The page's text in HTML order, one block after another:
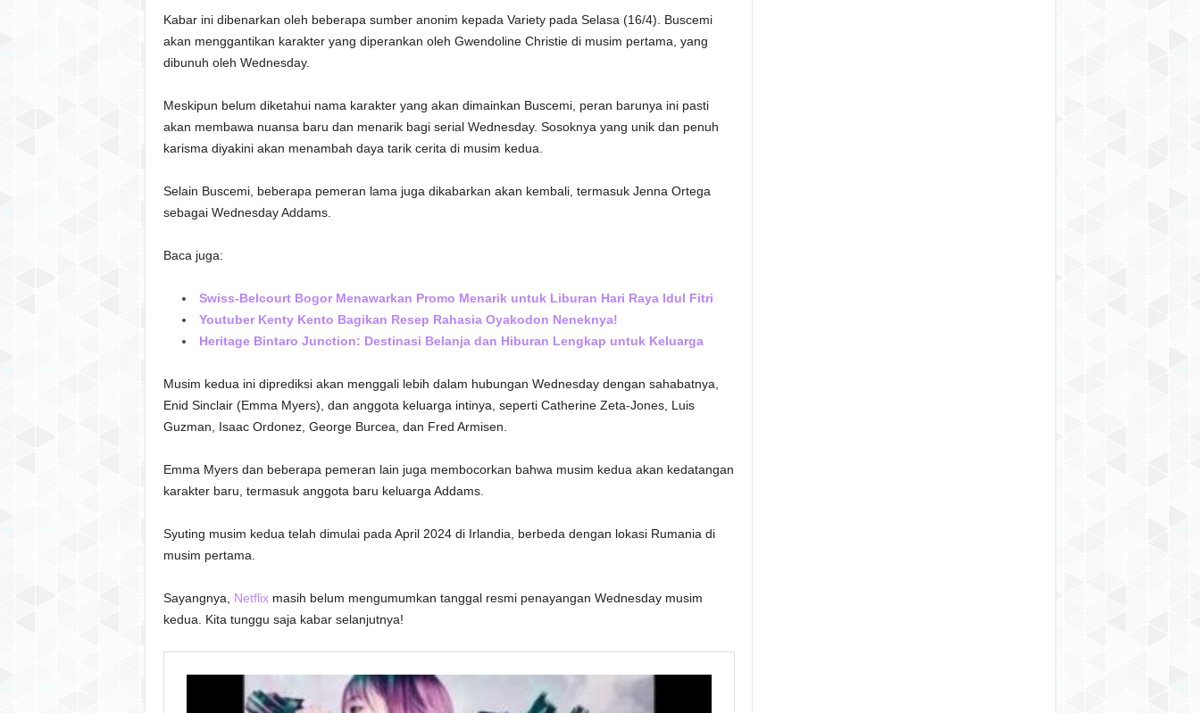
Kabar ini dibenarkan oleh beberapa sumber anonim kepada Variety pada Selasa (16/4). Buscemi
akan menggantikan karakter yang diperankan oleh Gwendoline Christie di musim pertama, yang
dibunuh oleh Wednesday.
Meskipun belum diketahui nama karakter yang akan dimainkan Buscemi, peran barunya ini pasti
akan membawa nuansa baru dan menarik bagi serial Wednesday. Sosoknya yang unik dan penuh
karisma diyakini akan menambah daya tarik cerita di musim kedua.
Selain Buscemi, beberapa pemeran lama juga dikabarkan akan kembali, termasuk Jenna Ortega
sebagai Wednesday Addams.
Baca juga:
Swiss-Belcourt Bogor Menawarkan Promo Menarik untuk Liburan Hari Raya Idul Fitri
Youtuber Kenty Kento Bagikan Resep Rahasia Oyakodon Neneknya!
Heritage Bintaro Junction: Destinasi Belanja dan Hiburan Lengkap untuk Keluarga
Musim kedua ini diprediksi akan menggali lebih dalam hubungan Wednesday dengan sahabatnya,
Enid Sinclair (Emma Myers), dan anggota keluarga intinya, seperti Catherine Zeta-Jones, Luis
Guzman, Isaac Ordonez, George Burcea, dan Fred Armisen.
Emma Myers dan beberapa pemeran lain juga membocorkan bahwa musim kedua akan kedatangan
karakter baru, termasuk anggota baru keluarga Addams.
Syuting musim kedua telah dimulai pada April 2024 di Irlandia, berbeda dengan lokasi Rumania di
musim pertama.
Sayangnya, Netflixmasih belum mengumumkan tanggal resmi penayangan Wednesday musim
kedua. Kita tunggu saja kabar selanjutnya!